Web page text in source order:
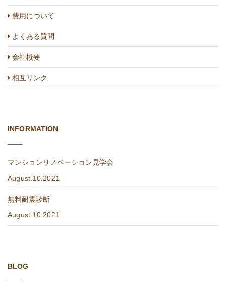
費用について
よくある質問
会社概要
相互リンク
INFORMATION
マンションリノベーション見学会
August.10.2021
無料耐震診断
August.10.2021
BLOG